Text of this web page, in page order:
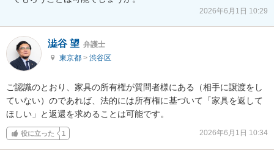
2026年6月1日 10:29
澁谷 望 弁護士
東京都 > 渋谷区
ご認識のとおり、家具の所有権が質問者様にある（相手に譲渡をし
ていない）のであれば、法的には所有権に基づいて「家具を返して
ほしい」と返還を求めることは可能です。
役に立った 1 2026年6月1日 10:34